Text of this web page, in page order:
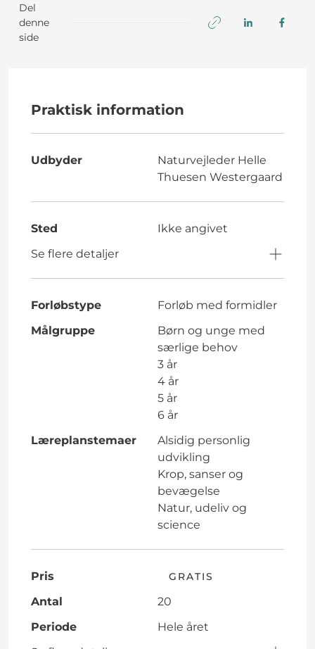
Del
denne
side
Praktisk information
Udbyder
Naturvejleder Helle
Thuesen Westergaard
Sted
Ikke angivet
Se flere detaljer
Forløbstype
Forløb med formidler
Målgruppe
Børn og unge med
særlige behov
3 år
4 år
5 år
6 år
Læreplanstemaer
Alsidig personlig
udvikling
Krop, sanser og
bevægelse
Natur, udeliv og
science
Pris GRATIS
Antal
20
Periode
Hele året